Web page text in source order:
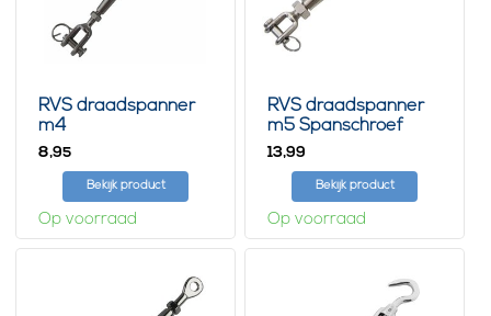
RVS draadspanner
m4
8,95
Bekijk product
Op voorraad
RVS draadspanner
m5 Spanschroef
13,99
Bekijk product
Op voorraad